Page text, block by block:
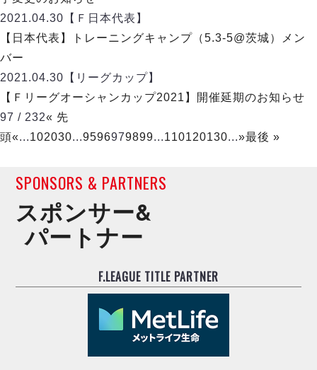
2021.04.30 【Ｆ日本代表】
【日本代表】トレーニングキャンプ（5.3-5@茨城）メン
バー
2021.04.30 【リーグカップ】
【Ｆリーグオーシャンカップ2021】開催延期のお知らせ
97 / 232« 先
頭«...102030...9596979899...110120130...»最後 »
SPONSORS & PARTNERS
スポンサー&
パートナー
F.LEAGUE TITLE PARTNER